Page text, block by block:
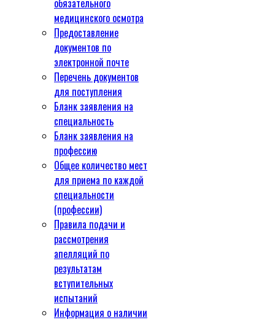
медицинского осмотра
Предоставление
документов по
электронной почте
Перечень документов
для поступления
Бланк заявления на
специальность
Бланк заявления на
профессию
Общее количество мест
для приема по каждой
специальности
(профессии)
Правила подачи и
рассмотрения
апелляций по
результатам
вступительных
испытаний
Информация о наличии